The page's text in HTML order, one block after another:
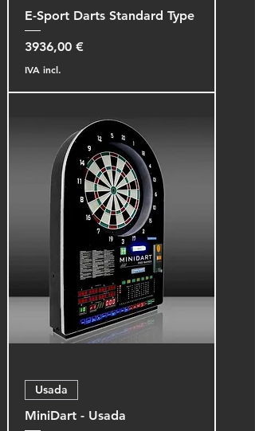
E-Sport Darts Standard Type
Preço
3936,00 €
IVA incl.
Usada
MiniDart - Usada